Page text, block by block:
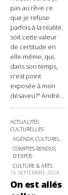
pas au rêve ce
que je refuse
parfois à la réalité,
soit cette valeur
de certitude en
elle-même, qui,
dans son temps,
n'est point
exposée à mon
désaveu?" André...
ACTUALITÉS
CULTURELLES
AGENDA CULTUREL
COMPTES RENDUS
D'EXPOS
CULTURE & ARTS
15 SEPTEMBRE 2024
On est allés